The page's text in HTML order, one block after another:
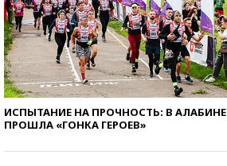
ИСПЫТАНИЕ НА ПРОЧНОСТЬ: В АЛАБИНЕ
ПРОШЛА «ГОНКА ГЕРОЕВ»